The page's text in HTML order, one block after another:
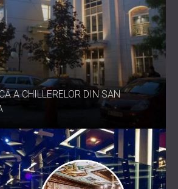
A CHILLERELOR DIN SAN